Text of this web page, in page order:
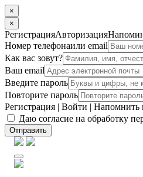
×
×
РегистрацияАвторизация
Номер телефонаили email
Как вас зовут?
Ваш email
Введите пароль
Повторите пароль
Регистрация | Войти | Напомнить
Даю согласие на обработку
Отправить